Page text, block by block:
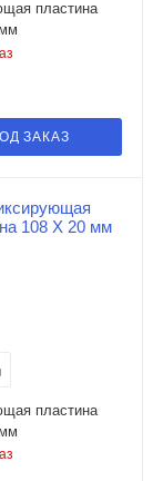
пластина
ЗАКАЗ
пластина